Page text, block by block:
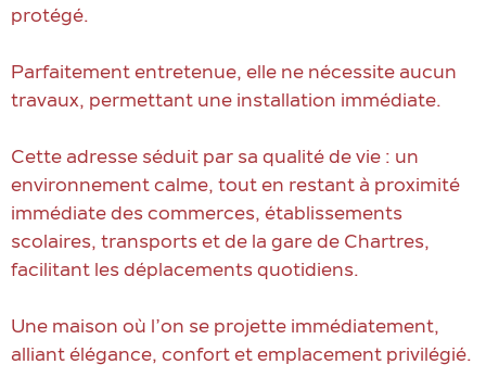
protégé.
Parfaitement entretenue, elle ne nécessite aucun
travaux, permettant une installation immédiate.
Cette adresse séduit par sa qualité de vie : un
environnement calme, tout en restant à proximité
immédiate des commerces, établissements
scolaires, transports et de la gare de Chartres,
facilitant les déplacements quotidiens.
Une maison où l’on se projette immédiatement,
alliant élégance, confort et emplacement privilégié.